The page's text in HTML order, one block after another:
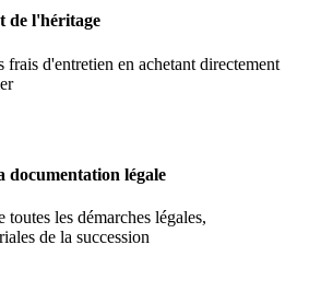
de l'héritage
d'entretien en achetant directement
documentation légale
les démarches légales,
de la succession